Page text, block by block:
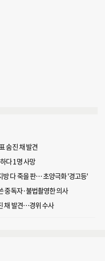
숨진 채 발견
다 1명 사망
방 다 죽을 판… 초양극화 '경고등'
중독자·불법촬영한 의사
채 발견…경위 수사